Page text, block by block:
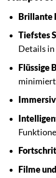
Brillante
Tiefstes
Details in
Flüssige
Filme